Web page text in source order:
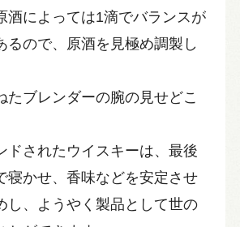
酒によっては1滴でバランスが
るので、原酒を見極め調製し
たブレンダーの腕の見せどこ
ドされたウイスキーは、最後
寝かせ、香味などを安定させ
し、ようやく製品として世の